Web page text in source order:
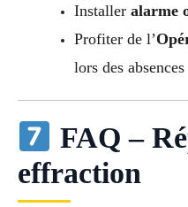
Installer alarme
Profiter de l’
lors des absences
FAQ –
effraction